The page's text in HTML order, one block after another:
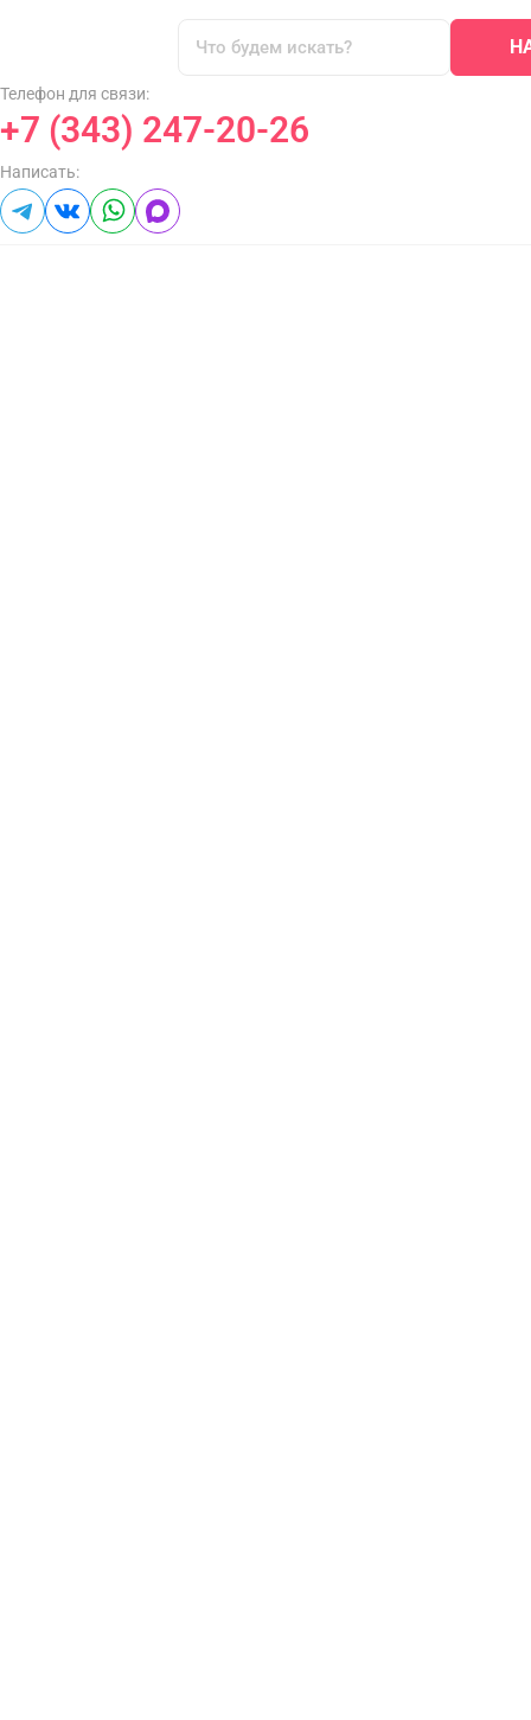
Телефон для связи:
+7 (343) 247-20-26
Написать: